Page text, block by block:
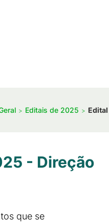
Editais de 2025
- Direção
que se